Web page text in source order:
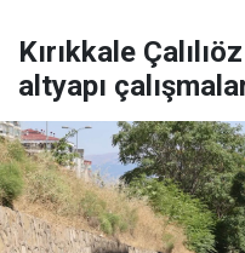
Kırıkkale
altyapı